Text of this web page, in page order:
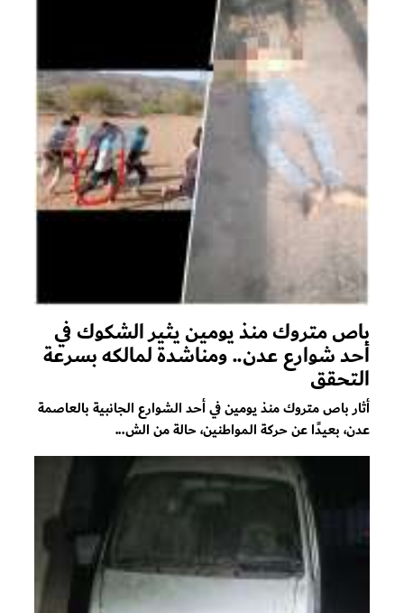
باص متروك منذ يومين يثير الشكوك في
أحد شوارع عدن.. ومناشدة لمالكه بسرعة
التحقق
أثار باص متروك منذ يومين في أحد الشوارع الجانبية بالعاصمة
عدن، بعيدًا عن حركة المواطنين، حالة من الش...